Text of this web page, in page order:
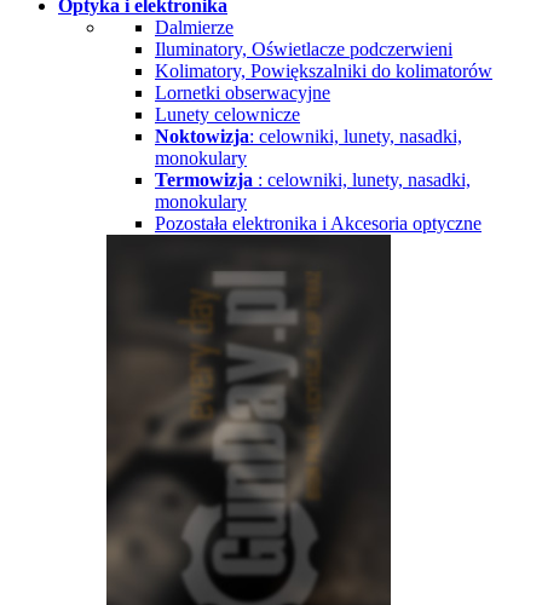
Optyka i elektronika
Dalmierze
Iluminatory, Oświetlacze podczerwieni
Kolimatory, Powiększalniki do kolimatorów
Lornetki obserwacyjne
Lunety celownicze
Noktowizja: celowniki, lunety, nasadki,
monokulary
Termowizja : celowniki, lunety, nasadki,
monokulary
Pozostała elektronika i Akcesoria optyczne